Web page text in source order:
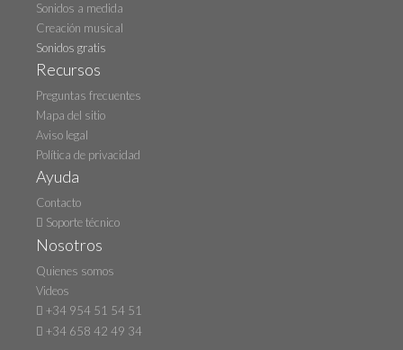
Sonidos a medida
Creación musical
Sonidos gratis
Recursos
Preguntas frecuentes
Mapa del sitio
Aviso legal
Política de privacidad
Ayuda
Contacto
Soporte técnico
Nosotros
Quienes somos
Videos
+34 954 51 54 51
+34 658 42 49 34